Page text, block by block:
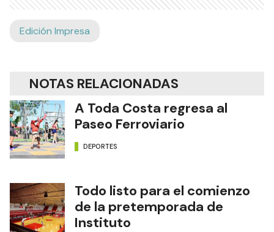
Edición Impresa
NOTAS RELACIONADAS
A Toda Costa regresa al
Paseo Ferroviario
DEPORTES
Todo listo para el comienzo
de la pretemporada de
Instituto